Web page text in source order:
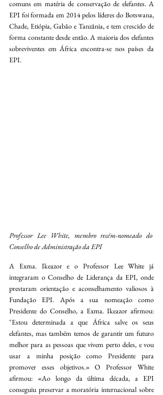
comuns em matéria de conservação de elefantes. A
EPI foi formada em 2014 pelos líderes do Botswana,
Chade, Etiópia, Gabão e Tanzânia, e tem crescido de
forma constante desde então. A maioria dos elefantes
sobreviventes em África encontra-se nos países da
EPI.
Professor Lee White, membro recém-nomeado do
Conselho de Administração da EPI
A Exma. Ikeazor e o Professor Lee White já
integraram o Conselho de Liderança da EPI, onde
prestaram orientação e aconselhamento valiosos à
Fundação EPI. Após a sua nomeação como
Presidente do Conselho, a Exma. Ikeazor afirmou:
"Estou determinada a que África salve os seus
elefantes, mas também temos de garantir um futuro
melhor para as pessoas que vivem perto deles, e vou
usar a minha posição como Presidente para
promover esses objetivos.» O Professor White
afirmou: «Ao longo da última década, a EPI
conseguiu preservar a moratória internacional sobre